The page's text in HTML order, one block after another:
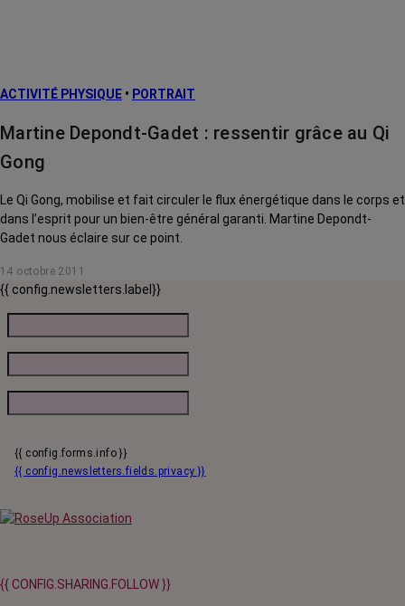
ACTIVITÉ PHYSIQUE • PORTRAIT
Martine Depondt-Gadet : ressentir grâce au Qi
Gong
Le Qi Gong, mobilise et fait circuler le flux énergétique dans le corps et
dans l’esprit pour un bien-être général garanti. Martine Depondt-
Gadet nous éclaire sur ce point.
14 octobre 2011
{{ config.newsletters.label}}
{{ config.forms.info }}
{{ config.newsletters.fields.privacy }}
{{ CONFIG.SHARING.FOLLOW }}